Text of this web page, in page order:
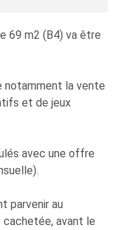
69 m2 (B4) va être
notamment la vente
et de jeux
avec une offre
parvenir au
cachetée, avant le